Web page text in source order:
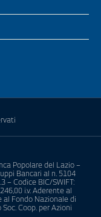
Popolare del Lazio –
Bancari al n. 5104
– Codice BIC/SWIFT:
i.v. Aderente al
al Fondo Nazionale di
Coop. per Azioni